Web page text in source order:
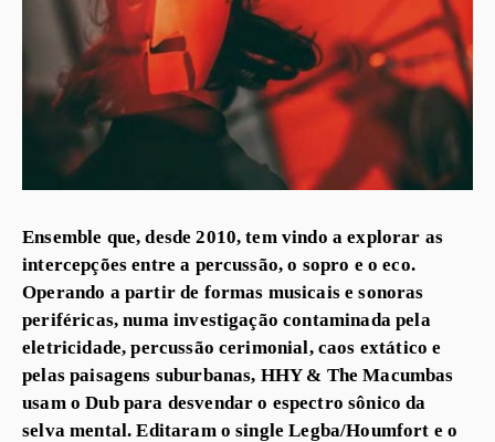
Ensemble que, desde 2010, tem vindo a explorar as
intercepções entre a percussão, o sopro e o eco.
Operando a partir de formas musicais e sonoras
periféricas, numa investigação contaminada pela
eletricidade, percussão cerimonial, caos extático e
pelas paisagens suburbanas, HHY & The Macumbas
usam o Dub para desvendar o espectro sônico da
selva mental. Editaram o single Legba/Houmfort e o